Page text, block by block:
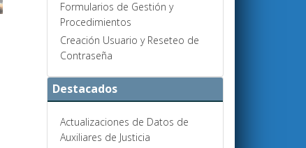
Formularios de Gestión y
Procedimientos
Creación Usuario y Reseteo de
Contraseña
Destacados
Actualizaciones de Datos de
Auxiliares de Justicia